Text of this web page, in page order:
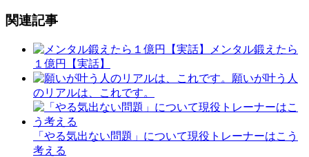
関連記事
メンタル鍛えたら
１億円【実話】
願いが叶う人
のリアルは、これです。
「やる気出ない問題」について現役トレーナーはこう
考える